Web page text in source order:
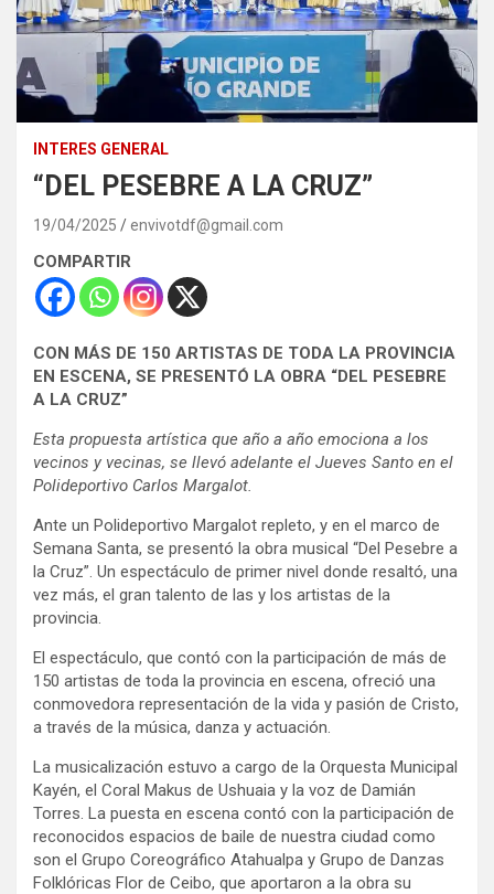
INTERES GENERAL
“DEL PESEBRE A LA CRUZ”
19/04/2025 envivotdf@gmail.com
COMPARTIR
CON MÁS DE 150 ARTISTAS DE TODA LA PROVINCIA
EN ESCENA, SE PRESENTÓ LA OBRA “DEL PESEBRE
A LA CRUZ”
Esta propuesta artística que año a año emociona a los
vecinos y vecinas, se llevó adelante el Jueves Santo en el
Polideportivo Carlos Margalot.
Ante un Polideportivo Margalot repleto, y en el marco de
Semana Santa, se presentó la obra musical “Del Pesebre a
la Cruz”. Un espectáculo de primer nivel donde resaltó, una
vez más, el gran talento de las y los artistas de la
provincia.
El espectáculo, que contó con la participación de más de
150 artistas de toda la provincia en escena, ofreció una
conmovedora representación de la vida y pasión de Cristo,
a través de la música, danza y actuación.
La musicalización estuvo a cargo de la Orquesta Municipal
Kayén, el Coral Makus de Ushuaia y la voz de Damián
Torres. La puesta en escena contó con la participación de
reconocidos espacios de baile de nuestra ciudad como
son el Grupo Coreográfico Atahualpa y Grupo de Danzas
Folklóricas Flor de Ceibo, que aportaron a la obra su